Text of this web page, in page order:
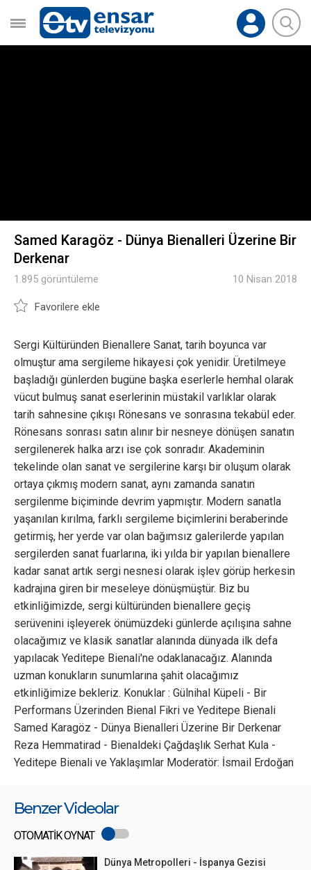
Samed Karagöz - Dünya Bienalleri Üzerine Bir
Derkenar
1.895 görüntüleme 10 Nisan 2018
Favorilere ekle
Sergi Kültüründen Bienallere Sanat, tarih boyunca var
olmuştur ama sergileme hikayesi çok yenidir. Üretilmeye
başladığı günlerden bugüne başka eserlerle hemhal olarak
vücut bulmuş sanat eserlerinin müstakil varlıklar olarak
tarih sahnesine çıkışı Rönesans ve sonrasına tekabül eder.
Rönesans sonrası satın alınır bir nesneye dönüşen sanatın
sergilenerek halka arzı ise çok sonradır. Akademinin
tekelinde olan sanat ve sergilerine karşı bir oluşum olarak
ortaya çıkmış modern sanat, aynı zamanda sanatın
sergilenme biçiminde devrim yapmıştır. Modern sanatla
yaşanılan kırılma, farklı sergileme biçimlerini beraberinde
getirmiş, her yerde var olan bağımsız galerilerde yapılan
sergilerden sanat fuarlarına, iki yılda bir yapılan bienallere
kadar sanat artık sergi nesnesi olarak işlev görüp herkesin
kadrajına giren bir meseleye dönüşmüştür. Biz bu
etkinliğimizde, sergi kültüründen bienallere geçiş
serüvenini işleyerek önümüzdeki günlerde açılışına sahne
olacağımız ve klasik sanatlar alanında dünyada ilk defa
yapılacak Yeditepe Bienali'ne odaklanacağız. Alanında
uzman konukların sunumlarına şahit olacağımız
etkinliğimize bekleriz. Konuklar : Gülnihal Küpeli - Bir
Performans Üzerinden Bienal Fikri ve Yeditepe Bienali
Samed Karagöz - Dünya Bienalleri Üzerine Bir Derkenar
Reza Hemmatirad - Bienaldeki Çağdaşlık Serhat Kula -
Yeditepe Bienali ve Yaklaşımlar Moderatör: İsmail Erdoğan
Benzer Videolar
OTOMATİK OYNAT
Dünya Metropolleri - İspanya Gezisi